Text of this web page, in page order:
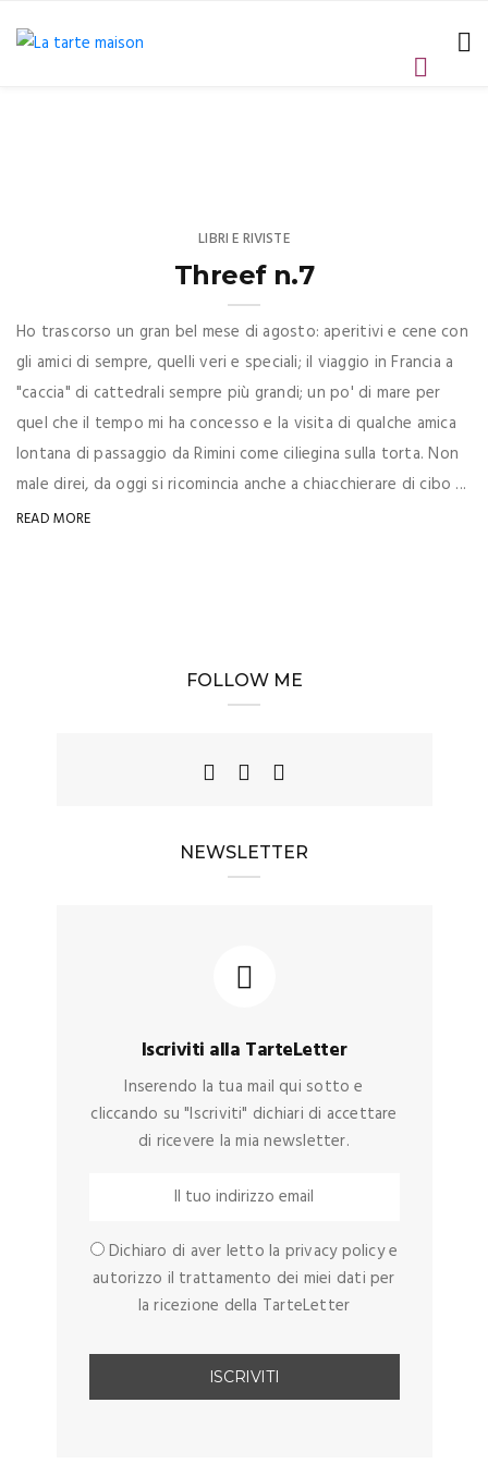
LIBRI E RIVISTE
Threef n.7
Ho trascorso un gran bel mese di agosto: aperitivi e cene con
gli amici di sempre, quelli veri e speciali; il viaggio in Francia a
"caccia" di cattedrali sempre più grandi; un po' di mare per
quel che il tempo mi ha concesso e la visita di qualche amica
lontana di passaggio da Rimini come ciliegina sulla torta. Non
male direi, da oggi si ricomincia anche a chiacchierare di cibo ...
READ MORE
FOLLOW ME
NEWSLETTER
Iscriviti alla TarteLetter
Inserendo la tua mail qui sotto e
cliccando su "Iscriviti" dichiari di accettare
di ricevere la mia newsletter.
Dichiaro di aver letto la privacy policy e
autorizzo il trattamento dei miei dati per
la ricezione della TarteLetter